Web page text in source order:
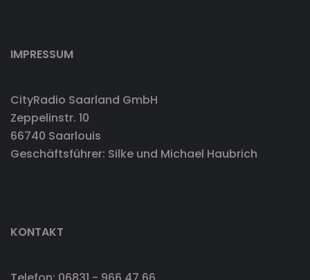
IMPRESSUM
CityRadio Saarland GmbH
Zeppelinstr. 10
66740 Saarlouis
Geschäftsführer: Silke und Michael Haubrich
KONTAKT